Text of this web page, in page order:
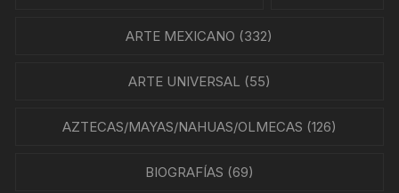
ARTE MEXICANO (332)
ARTE UNIVERSAL (55)
AZTECAS/MAYAS/NAHUAS/OLMECAS (126)
BIOGRAFÍAS (69)